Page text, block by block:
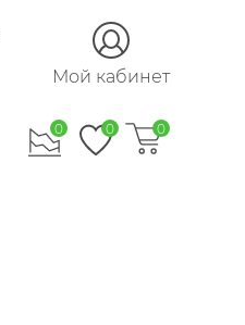
Мой кабинет
0 0 0